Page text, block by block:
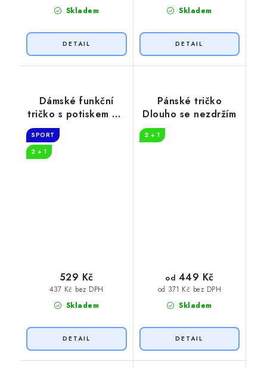
Skladem Skladem
Dámské funkční
tričko s potiskem Na
SPORT
2 + 1
Skladem
437 Kč bez DPH
529 Kč
Pánské tričko
Dlouho se nezdržím
2 + 1
Skladem
od 371 Kč bez DPH
od 449 Kč